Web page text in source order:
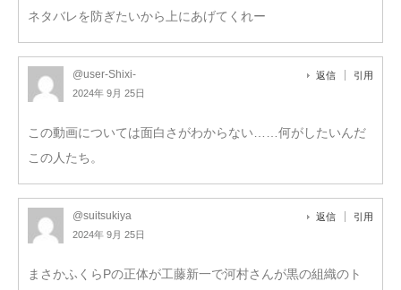
ネタバレを防ぎたいから上にあげてくれー
@user-Shixi-
2024年 9月 25日
返信 引用
この動画については面白さがわからない……何がしたいんだ
この人たち。
@suitsukiya
2024年 9月 25日
返信 引用
まさかふくらPの正体が工藤新一で河村さんが黒の組織のト